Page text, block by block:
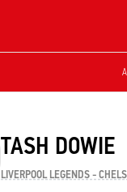
TASH DOWIE
LIVERPOOL LEGENDS -